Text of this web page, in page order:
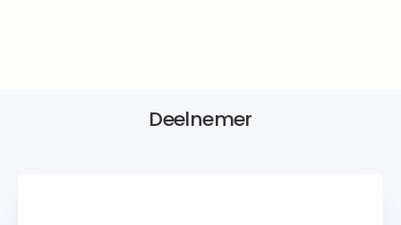
Deelnemer